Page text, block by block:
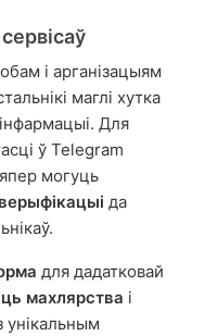
і арганізацыям
маглі хутка
інфармацыі. Для
ў Telegram
могуць
да
для дадатковай
махлярства і